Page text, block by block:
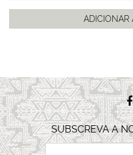
ADICIONAR
SUBSCREVA A